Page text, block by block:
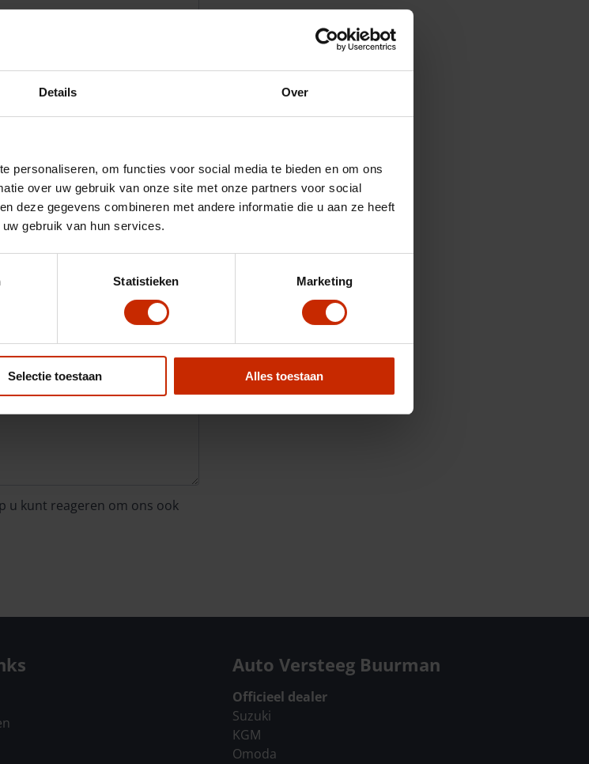
Details Over
personaliseren, om functies voor social media te bieden en om ons
over uw gebruik van onze site met onze partners voor social
deze gegevens combineren met andere informatie die u aan ze heeft
gebruik van hun services.
Statistieken Marketing
Selectie toestaan Alles toestaan
u kunt reageren om ons ook
Auto Versteeg Buurman
Officieel dealer
Suzuki
KGM
Omoda